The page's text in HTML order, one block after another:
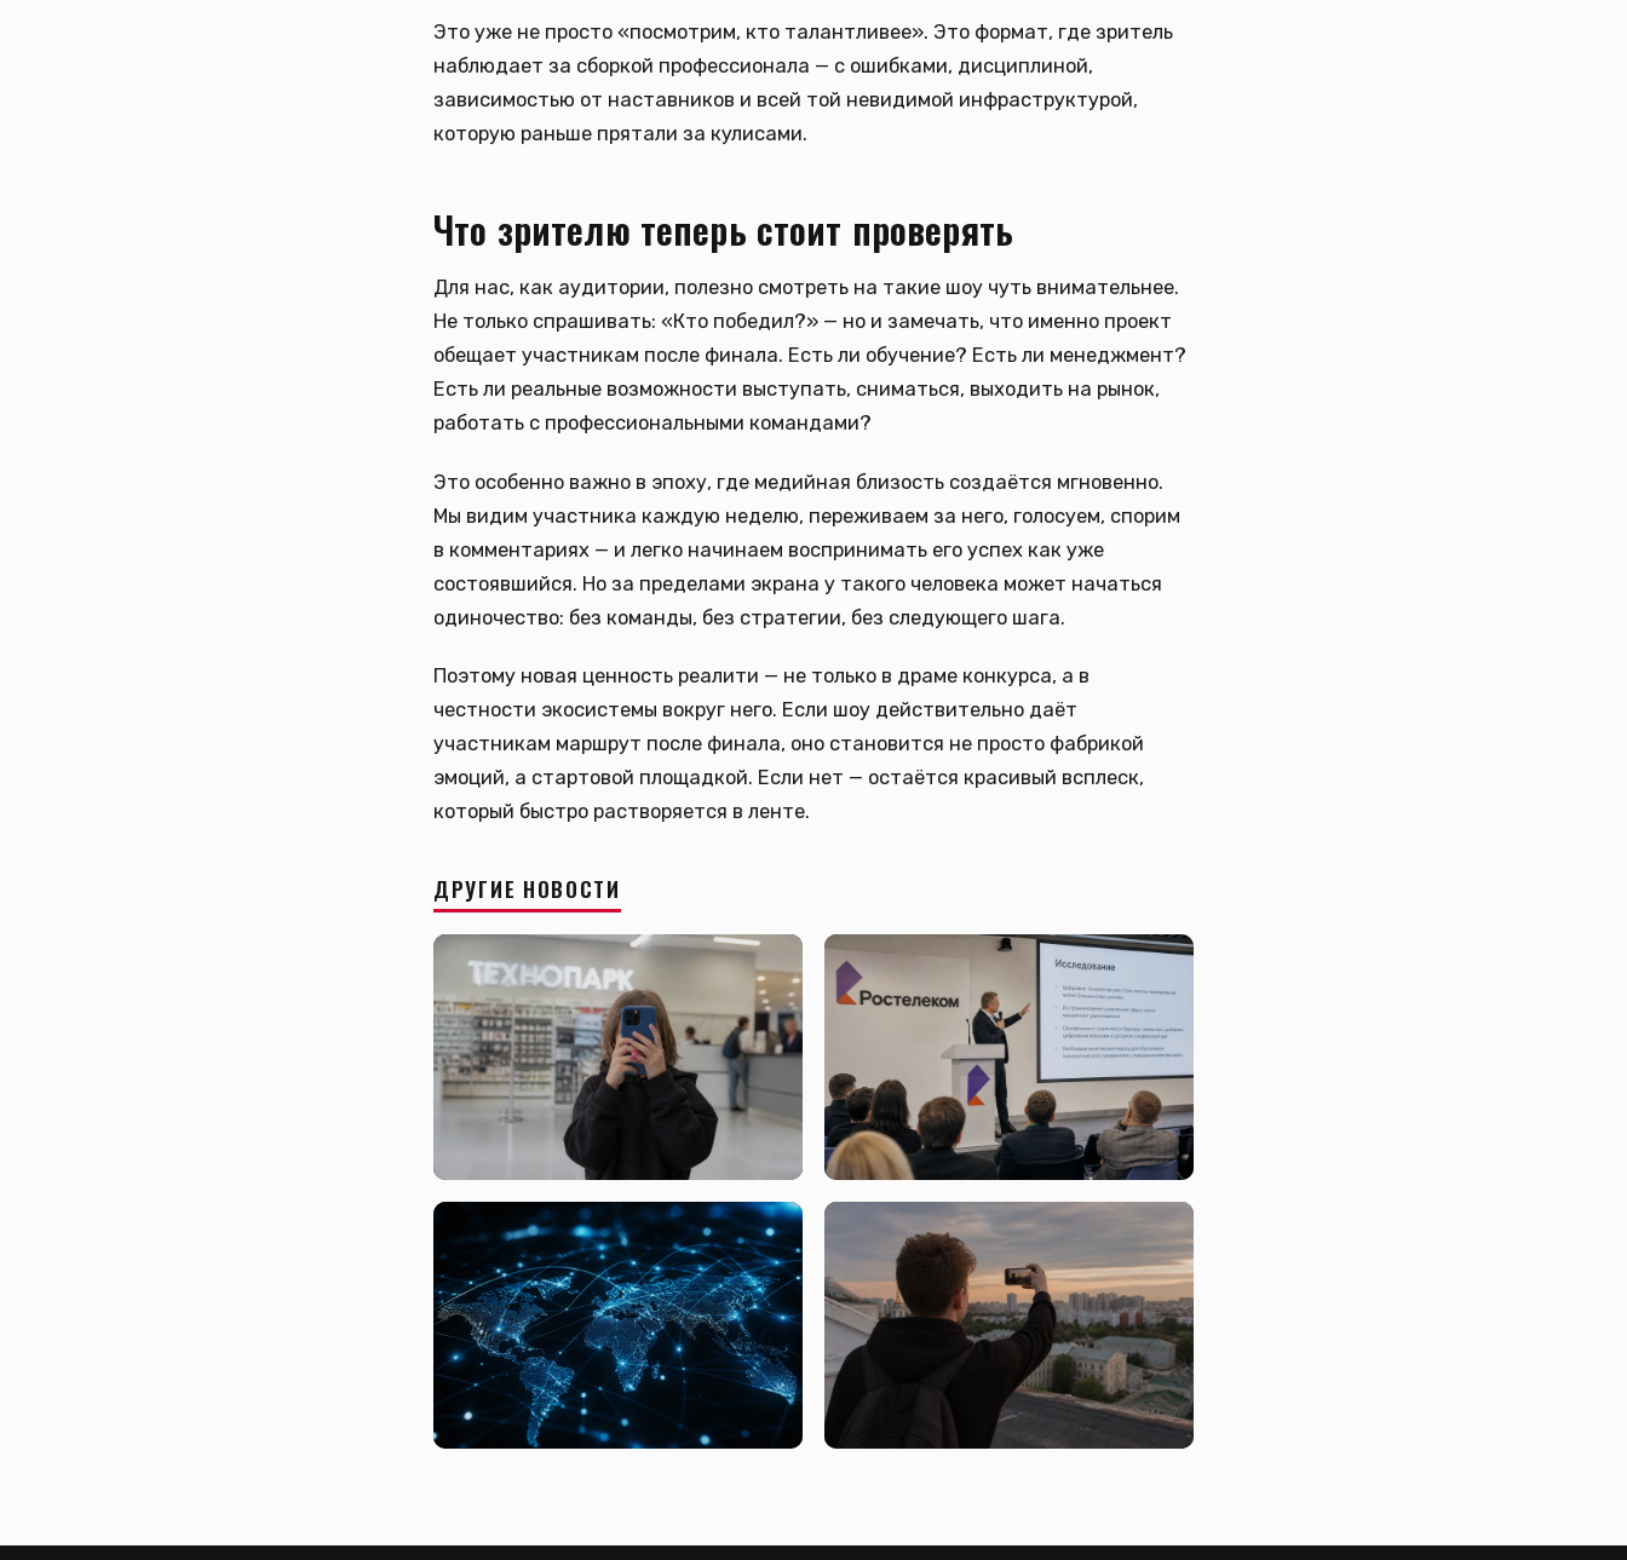
Это уже не просто «посмотрим, кто талантливее». Это формат, где зритель
наблюдает за сборкой профессионала — с ошибками, дисциплиной,
зависимостью от наставников и всей той невидимой инфраструктурой,
которую раньше прятали за кулисами.
Что зрителю теперь стоит проверять
Для нас, как аудитории, полезно смотреть на такие шоу чуть внимательнее.
Не только спрашивать: «Кто победил?» — но и замечать, что именно проект
обещает участникам после финала. Есть ли обучение? Есть ли менеджмент?
Есть ли реальные возможности выступать, сниматься, выходить на рынок,
работать с профессиональными командами?
Это особенно важно в эпоху, где медийная близость создаётся мгновенно.
Мы видим участника каждую неделю, переживаем за него, голосуем, спорим
в комментариях — и легко начинаем воспринимать его успех как уже
состоявшийся. Но за пределами экрана у такого человека может начаться
одиночество: без команды, без стратегии, без следующего шага.
Поэтому новая ценность реалити — не только в драме конкурса, а в
честности экосистемы вокруг него. Если шоу действительно даёт
участникам маршрут после финала, оно становится не просто фабрикой
эмоций, а стартовой площадкой. Если нет — остаётся красивый всплеск,
который быстро растворяется в ленте.
ДРУГИЕ НОВОСТИ
вчера, 14:33
Минцифры отказалось от идеи
блокировки соцсетей для российских
подростков
вчера, 01:43
Что скрывается за новым
исследованием цифровых технологий
от Ростелекома и ФРИИ
Глобальные тренды цифровой
Риск ради лайков